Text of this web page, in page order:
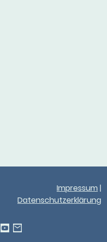
Impressum |
Datenschutzerklärung